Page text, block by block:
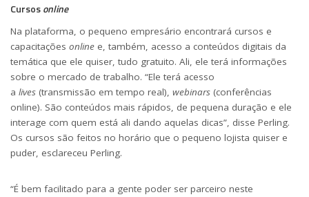
Cursosonline
Na plataforma, o pequeno empresário encontrará cursos e
capacitações online e, também, acesso a conteúdos digitais da
temática que ele quiser, tudo gratuito. Ali, ele terá informações
sobre o mercado de trabalho. “Ele terá acesso
a lives (transmissão em tempo real), webinars (conferências
online). São conteúdos mais rápidos, de pequena duração e ele
interage com quem está ali dando aquelas dicas”, disse Perling.
Os cursos são feitos no horário que o pequeno lojista quiser e
puder, esclareceu Perling.
“É bem facilitado para a gente poder ser parceiro neste